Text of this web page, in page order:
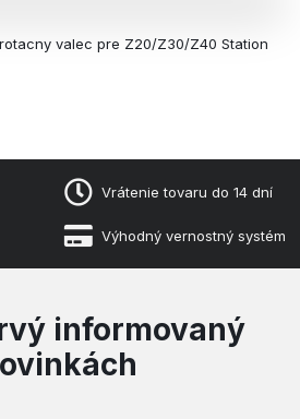
valec pre Z20/Z30/Z40 Station
Vrátenie tovaru do 14 dní
Výhodný vernostný systém
informovaný